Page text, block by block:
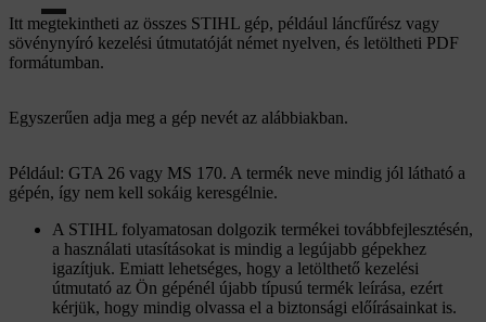
Itt megtekintheti az összes STIHL gép, például láncfűrész vagy
sövénynyíró kezelési útmutatóját német nyelven, és letöltheti PDF
formátumban.
Egyszerűen adja meg a gép nevét az alábbiakban.
Például: GTA 26 vagy MS 170. A termék neve mindig jól látható a
gépén, így nem kell sokáig keresgélnie.
A STIHL folyamatosan dolgozik termékei továbbfejlesztésén,
a használati utasításokat is mindig a legújabb gépekhez
igazítjuk. Emiatt lehetséges, hogy a letölthető kezelési
útmutató az Ön gépénél újabb típusú termék leírása, ezért
kérjük, hogy mindig olvassa el a biztonsági előírásainkat is.